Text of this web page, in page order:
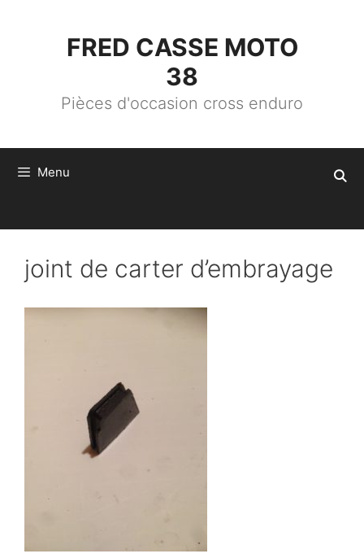
FRED CASSE MOTO
38
Pièces d'occasion cross enduro
Menu
joint de carter d’embrayage